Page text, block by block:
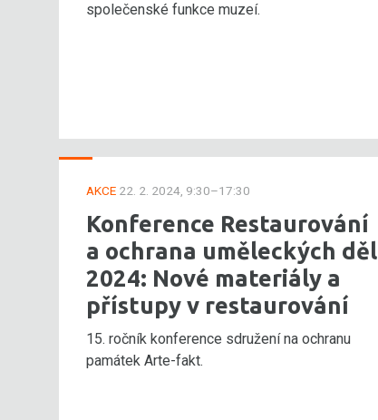
společenské funkce muzeí.
AKCE 22. 2. 2024, 9:30–17:30
Konference Restaurování
a ochrana uměleckých děl
2024: Nové materiály a
přístupy v restaurování
15. ročník konference sdružení na ochranu
památek Arte-fakt.